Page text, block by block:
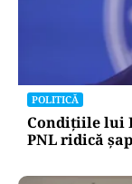
POLITICĂ
Condițiile lui
PNL ridică